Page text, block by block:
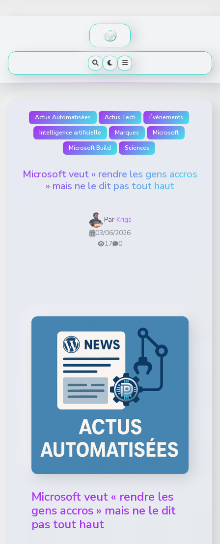
Actus Automatisées Actus Tech
Évènements
Intelligence artificielle
Marques
Microsoft
Microsoft Build
Sciences
Microsoft veut « rendre les gens accros
» mais ne le dit pas tout haut
Par Krigs
03/06/2026
17
0
Microsoft veut « rendre les
gens accros » mais ne le dit
pas tout haut